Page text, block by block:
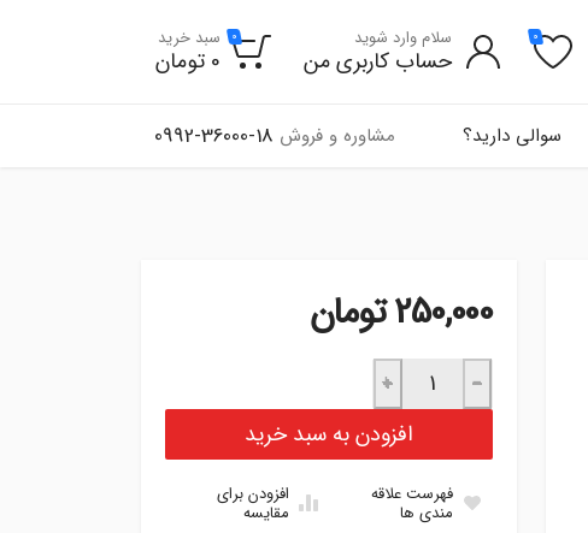
سوالی دارید؟ مشاوره و فروش 0992-36000-18
0 سلام وارد شوید
حساب کاربری من
0 سبد خرید
0 تومان
250,000تومان
دستگیره مچی مشکی نیسان عدد
−
+
افزودن به سبد خرید
فهرست علاقه
مندی ها
افزودن برای
مقایسه